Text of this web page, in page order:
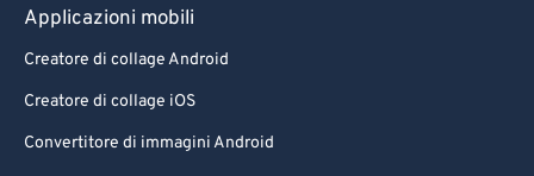
Applicazioni mobili
Creatore di collage Android
Creatore di collage iOS
Convertitore di immagini Android